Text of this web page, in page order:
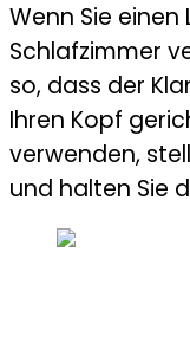
Wenn Sie
Schlafzimmer
so, dass der
Ihren Kopf
verwenden,
und halten Sie